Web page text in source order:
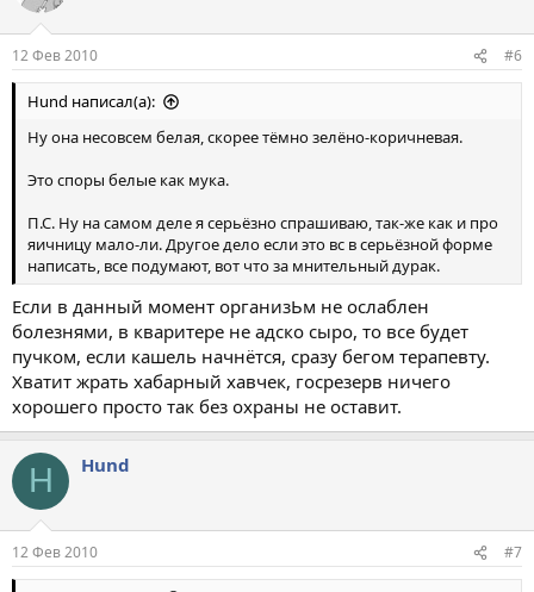
12 Фев 2010 #6
Hund написал(а):
Ну она несовсем белая, скорее тёмно зелёно-коричневая.
Это споры белые как мука.
П.С. Ну на самом деле я серьёзно спрашиваю, так-же как и про
яичницу мало-ли. Другое дело если это вс в серьёзной форме
написать, все подумают, вот что за мнительный дурак.
Если в данный момент организЬм не ослаблен
болезнями, в кваритере не адско сыро, то все будет
пучком, если кашель начнётся, сразу бегом терапевту.
Хватит жрать хабарный хавчек, госрезерв ничего
хорошего просто так без охраны не оставит.
H Hund
12 Фев 2010 #7